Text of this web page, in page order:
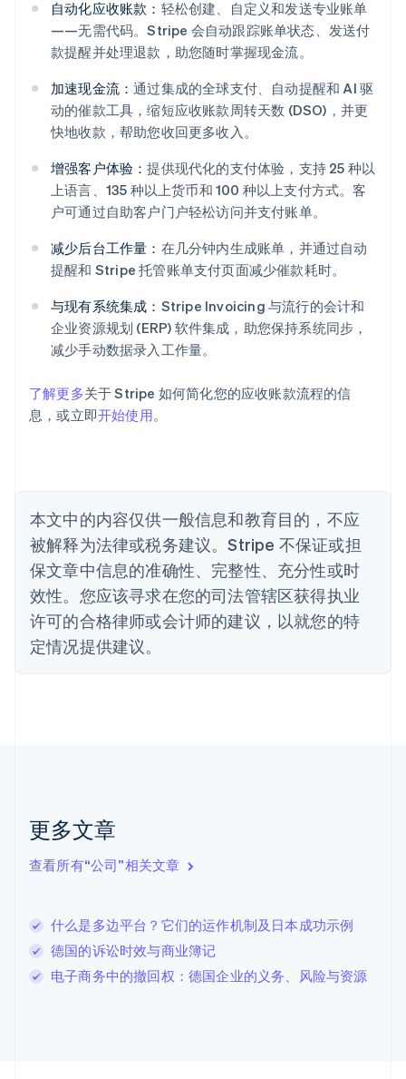
自动化应收账款： 轻松创建、自定义和发送专业账单
——无需代码。Stripe 会自动跟踪账单状态、发送付
款提醒并处理退款，助您随时掌握现金流。
加速现金流：通过集成的全球支付、自动提醒和 AI 驱
动的催款工具，缩短应收账款周转天数 (DSO)，并更
快地收款，帮助您收回更多收入。
增强客户体验：提供现代化的支付体验，支持 25 种以
上语言、135 种以上货币和 100 种以上支付方式。客
户可通过自助客户门户轻松访问并支付账单。
减少后台工作量： 在几分钟内生成账单，并通过自动
提醒和 Stripe 托管账单支付页面减少催款耗时。
与现有系统集成： Stripe Invoicing 与流行的会计和
企业资源规划 (ERP) 软件集成，助您保持系统同步，
减少手动数据录入工作量。
了解更多关于 Stripe 如何简化您的应收账款流程的信
息，或立即开始使用。
本文中的内容仅供一般信息和教育目的，不应
被解释为法律或税务建议。Stripe 不保证或担
保文章中信息的准确性、完整性、充分性或时
效性。您应该寻求在您的司法管辖区获得执业
许可的合格律师或会计师的建议，以就您的特
定情况提供建议。
更多文章
查看所有“公司”相关文章
什么是多边平台？它们的运作机制及日本成功示例
德国的诉讼时效与商业簿记
电子商务中的撤回权：德国企业的义务、风险与资源
阿联酋
English
爱尔兰
English
爱沙尼亚
English
奥地利
澳大利亚
English
巴西
保加利亚
English
比利时
丹麦
English
德国
DeutschEnglish
法国
芬兰
English Svenska
荷兰
立陶宛
列支敦士登
FrançaisDeutsch English
罗马尼亚
English
马尔他